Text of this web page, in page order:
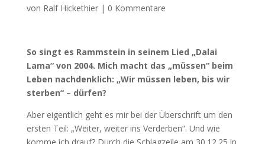
von Ralf Hickethier| 0 Kommentare
So singt es Rammstein in seinem Lied „Dalai
Lama“ von 2004. Mich macht das „müssen“ beim
Leben nachdenklich: „Wir müssen leben, bis wir
sterben“ – dürfen?
Aber eigentlich geht es mir bei der Überschrift um den
ersten Teil: „Weiter, weiter ins Verderben“. Und wie